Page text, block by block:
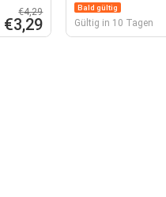
€4,29
€3,29
Bald gültig
Gültig in 10 Tagen